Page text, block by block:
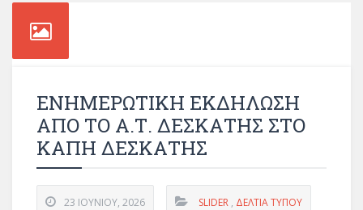
ΕΝΗΜΕΡΩΤΙΚΗ ΕΚΔΗΛΩΣΗ
ΑΠΟ ΤΟ Α.Τ. ΔΕΣΚΑΤΗΣ ΣΤΟ
ΚΑΠΗ ΔΕΣΚΑΤΗΣ
23 ΙΟΥΝΊΟΥ, 2026 SLIDER , ΔΕΛΤΊΑ ΤΎΠΟΥ